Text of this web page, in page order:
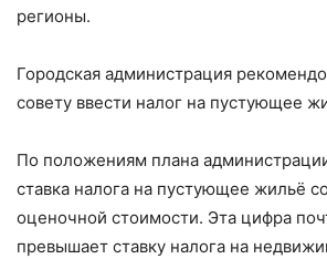
регионы.
Городская администрация
совету ввести налог на пустующее
По положениям плана
ставка налога на пустующее жильё
оценочной стоимости. Эта цифра
превышает ставку налога на